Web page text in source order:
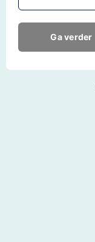
Ga verder